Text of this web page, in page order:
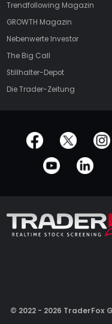
Trendfollowing Magazin
GROWTH Magazin
Nebenwerte Investor
The Big Call
Stillhalter-Depot
Die Trader-Zeitung
offizielle Social Media-
© 2022 - 2026 TraderFox